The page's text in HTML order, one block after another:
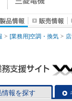
[業務用]空調・換気
報を探す